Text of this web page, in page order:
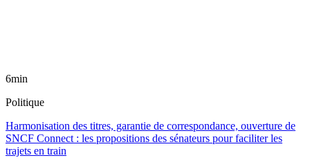
6min
Politique
Harmonisation des titres, garantie de correspondance, ouverture de
SNCF Connect : les propositions des sénateurs pour faciliter les
trajets en train